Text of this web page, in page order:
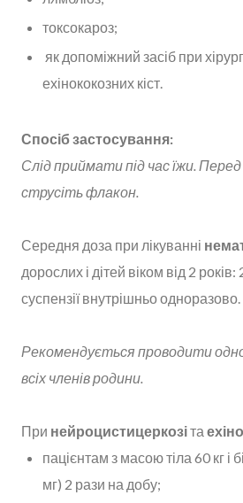
токсокароз;
як допоміжний засіб при
ехінококозних кіст.
Спосіб застосування:
Слід приймати під час їжи.
струсіть флакон.
Середня доза при лікуванні
дорослих і дітей віком від 2
суспензії внутрішньо одноразово.
Рекомендується проводити
всіх членів родини.
При нейроцистицеркозіта
пацієнтам з масою тіла 60 кг
мг) 2 рази на добу;